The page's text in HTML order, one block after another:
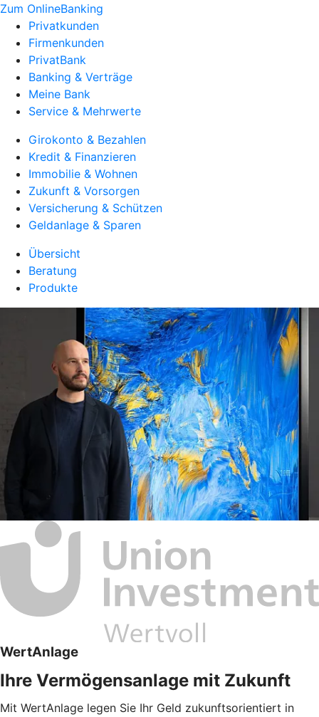
Zum OnlineBanking
Privatkunden
Firmenkunden
PrivatBank
Banking & Verträge
Meine Bank
Service & Mehrwerte
Girokonto & Bezahlen
Kredit & Finanzieren
Immobilie & Wohnen
Zukunft & Vorsorgen
Versicherung & Schützen
Geldanlage & Sparen
Übersicht
Beratung
Produkte
WertAnlage
Ihre Vermögensanlage mit Zukunft
Mit WertAnlage legen Sie Ihr Geld zukunftsorientiert in